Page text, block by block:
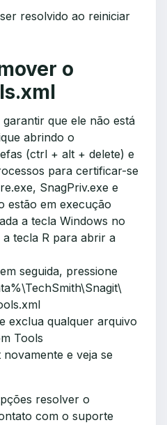
resolvido ao reiniciar
o
que ele não está
abrindo o
(ctrl + alt + delete) e
para certificar-se
SnagPriv.exe e
estão em execução
a tecla Windows no
tecla R para abrir a
seguida, pressione
exclua qualquer arquivo
Tools
e veja se
resolver o
com o suporte